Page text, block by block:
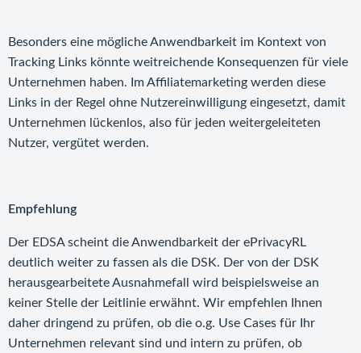
Besonders eine mögliche Anwendbarkeit im Kontext von
Tracking Links könnte weitreichende Konsequenzen für viele
Unternehmen haben. Im Affiliatemarketing werden diese
Links in der Regel ohne Nutzereinwilligung eingesetzt, damit
Unternehmen lückenlos, also für jeden weitergeleiteten
Nutzer, vergütet werden.
Empfehlung
Der EDSA scheint die Anwendbarkeit der ePrivacyRL
deutlich weiter zu fassen als die DSK. Der von der DSK
herausgearbeitete Ausnahmefall wird beispielsweise an
keiner Stelle der Leitlinie erwähnt. Wir empfehlen Ihnen
daher dringend zu prüfen, ob die o.g. Use Cases für Ihr
Unternehmen relevant sind und intern zu prüfen, ob